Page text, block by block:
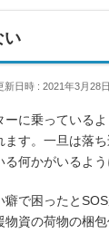
い
新日時 : 2021年3月28日
に乗っている
ます。一旦は落
何かがいるよ
癖で困ったと
物資の荷物の梱